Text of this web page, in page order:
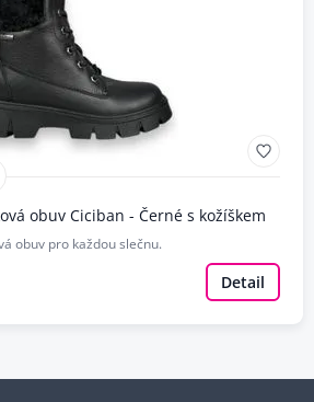
obuv Ciciban - Černé s kožíškem
obuv pro každou slečnu.
Detail